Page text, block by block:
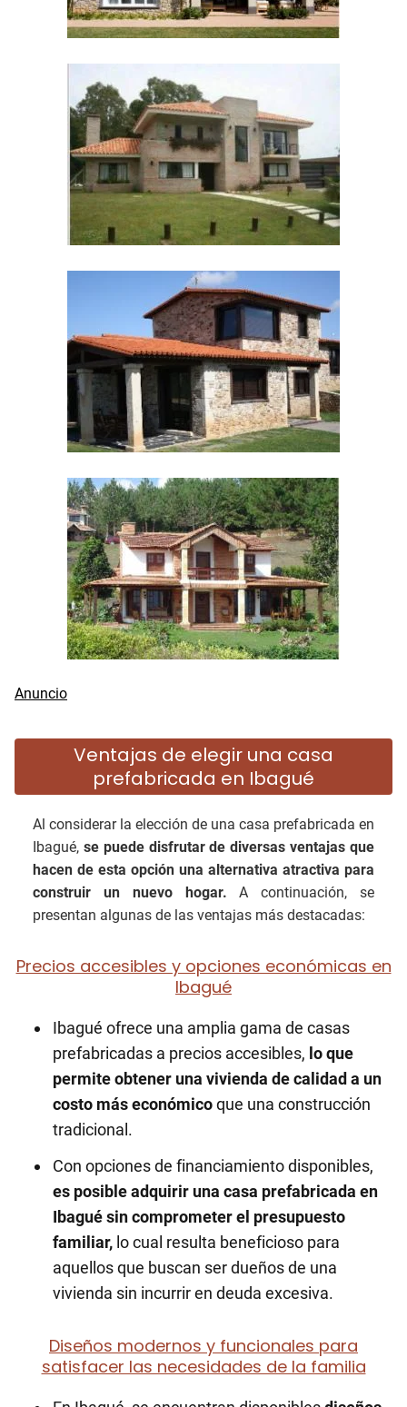
Ventajas de elegir una casa
prefabricada en Ibagué
Al considerar la elección de una casa prefabricada en
Ibagué, se puede disfrutar de diversas ventajas que
hacen de esta opción una alternativa atractiva para
construir un nuevo hogar.A continuación, se
presentan algunas de las ventajas más destacadas:
Precios accesibles y opciones económicas en
Ibagué
Ibagué ofrece una amplia gama de casas
prefabricadas a precios accesibles, lo que
permite obtener una vivienda de calidad a un
costo más económicoque una construcción
tradicional.
Con opciones de financiamiento disponibles,
es posible adquirir una casa prefabricada en
Ibagué sin comprometer el presupuesto
familiar, lo cual resulta beneficioso para
aquellos que buscan ser dueños de una
vivienda sin incurrir en deuda excesiva.
Diseños modernos y funcionales para
satisfacer las necesidades de la familia